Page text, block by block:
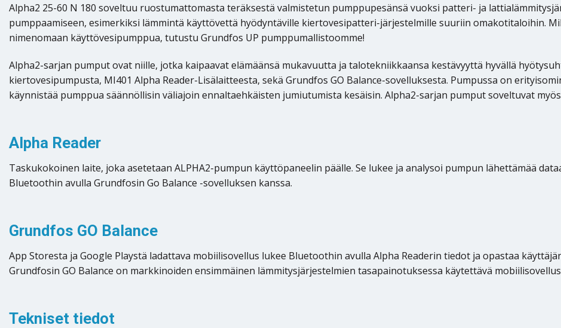
Alpha2 25-60 N 180 soveltuu ruostumattomasta teräksestä valmistetun pumppupesänsä vuoksi patteri- ja
pumppaamiseen, esimerkiksi lämmintä käyttövettä hyödyntäville kiertovesipatteri-järjestelmille suuriin omakotitaloihin.
nimenomaan käyttövesipumppua, tutustu Grundfos UP pumppumallistoomme!
Alpha2-sarjan pumput ovat niille, jotka kaipaavat elämäänsä mukavuutta ja talotekniikkaansa kestävyyttä hyvällä
kiertovesipumpusta, MI401 Alpha Reader-Lisälaitteesta, sekä Grundfos GO Balance-sovelluksesta. Pumpussa on
käynnistää pumppua säännöllisin väliajoin ennaltaehkäisten jumiutumista kesäisin. Alpha2-sarjan pumput soveltuvat
Alpha Reader
Taskukokoinen laite, joka asetetaan ALPHA2-pumpun käyttöpaneelin päälle. Se lukee ja analysoi pumpun lähettämää
Bluetoothin avulla Grundfosin Go Balance -sovelluksen kanssa.
Grundfos GO Balance
App Storesta ja Google Playstä ladattava mobiilisovellus lukee Bluetoothin avulla Alpha Readerin tiedot ja opastaa
Grundfosin GO Balance on markkinoiden ensimmäinen lämmitysjärjestelmien tasapainotuksessa käytettävä
Tekniset tiedot